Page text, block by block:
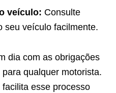
veículo: Consulte
seu veículo facilmente.
dia com as obrigações
qualquer motorista.
esse processo